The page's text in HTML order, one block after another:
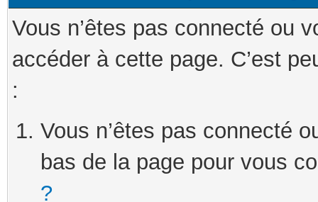
Vous n’êtes pas connecté ou
accéder à cette page. C’est
:
Vous n’êtes pas connecté
bas de la page pour vous
?